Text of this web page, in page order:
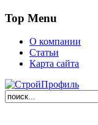
Top Menu
О компании
Статьи
Карта сайта